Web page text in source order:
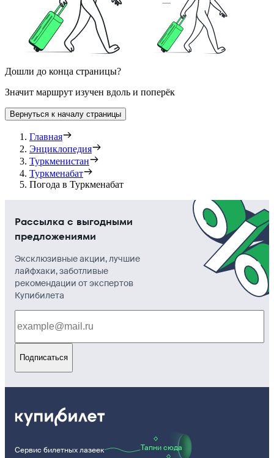
Дошли до конца страницы?
Значит маршрут изучен вдоль и поперёк
Вернуться к началу страницы
Главная
Энциклопедия
Туркменистан
Туркменабат
Погода в Туркменабат
Рассылка с выгодными
предложениями
Эксклюзивные акции, лучшие
лайфхаки, заботливые
рекомендации от экспертов
Купибилета
Подписаться
Сервис билетных лазеек Тапни сюда